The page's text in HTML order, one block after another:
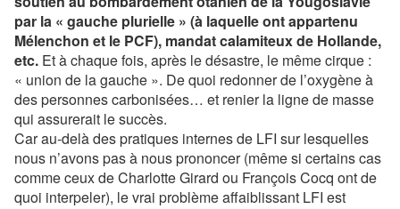
par la « gauche plurielle » (à laquelle ont appartenu
Mélenchon et le PCF), mandat calamiteux de Hollande,
etc. Et à chaque fois, après le désastre, le même cirque :
« union de la gauche ». De quoi redonner de l’oxygène à
des personnes carbonisées… et renier la ligne de masse
qui assurerait le succès.
Car au-delà des pratiques internes de LFI sur lesquelles
nous n’avons pas à nous prononcer (même si certains cas
comme ceux de Charlotte Girard ou François Cocq ont de
quoi interpeler), le vrai problème affaiblissant LFI est